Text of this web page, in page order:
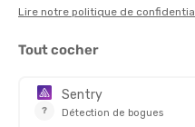
MATIÈRE PRINCIPALE :
DESCRIPTION DU PRODUIT :
HIKING LIGHT MERINOS